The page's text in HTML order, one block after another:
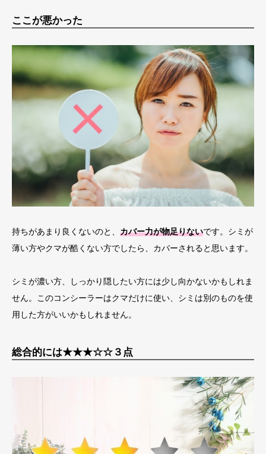
ここが悪かった
持ちがあまり良くないのと、 カバー力が物足りないです。シミが
薄い方やクマが酷くない方でしたら、カバーされると思います。
シミが濃い方、しっかり隠したい方には少し向かないかもしれま
せん。このコンシーラーはクマだけに使い、シミは別のものを使
用した方がいいかもしれません。
総合的には★★★☆☆３点